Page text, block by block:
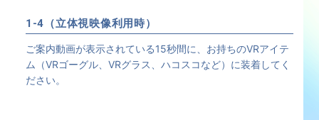
1-4（立体視映像利用時）
ご案内動画が表示されている15秒間に、お持ちのVRアイテ
ム（VRゴーグル、VRグラス、ハコスコなど）に装着してく
ださい。